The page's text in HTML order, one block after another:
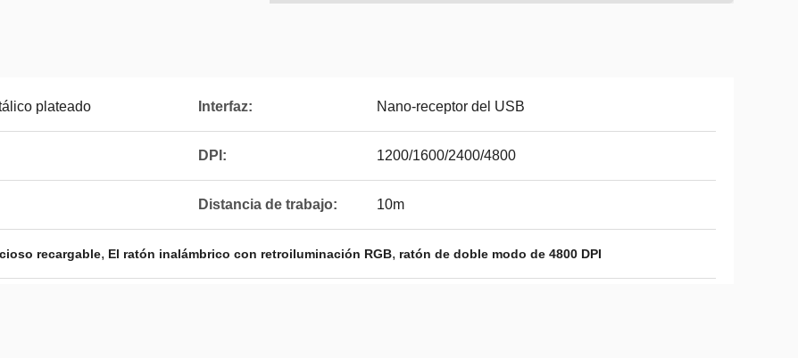
plateado Interfaz: Nano-receptor del USB
DPI: 1200/1600/2400/4800
Distancia de trabajo: 10m
recargable, El ratón inalámbrico con retroiluminación RGB, ratón de doble modo de 4800 DPI